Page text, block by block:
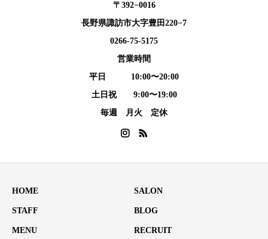
〒392−0016
長野県諏訪市大字豊田220−7
0266-75-5175
営業時間
平日 10:00〜20:00
土日祝 9:00〜19:00
毎週 月火 定休
HOME SALON
STAFF BLOG
MENU RECRUIT